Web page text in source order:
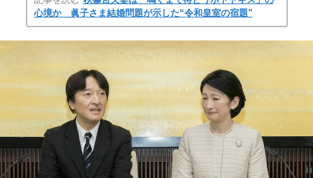
心境か 眞子さま結婚問題が示した“令和皇室の宿題”